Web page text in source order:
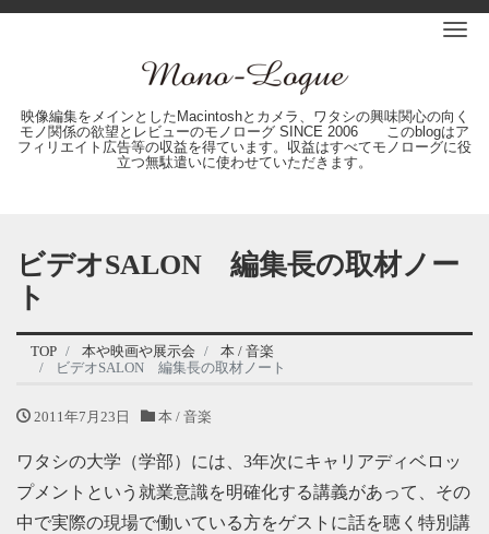
映像編集をメインとしたMacintoshとカメラ、ワタシの興味関心の向く
モノ関係の欲望とレビューのモノローグ SINCE 2006 このblogはア
フィリエイト広告等の収益を得ています。収益はすべてモノローグに役
立つ無駄遣いに使わせていただきます。
ビデオSALON 編集長の取材ノー
ト
TOP 本や映画や展示会
本 / 音楽
ビデオSALON 編集長の取材ノート
2011年7月23日 本 / 音楽
ワタシの大学（学部）には、3年次にキャリアディベロッ
プメントという就業意識を明確化する講義があって、その
中で実際の現場で働いている方をゲストに話を聴く特別講